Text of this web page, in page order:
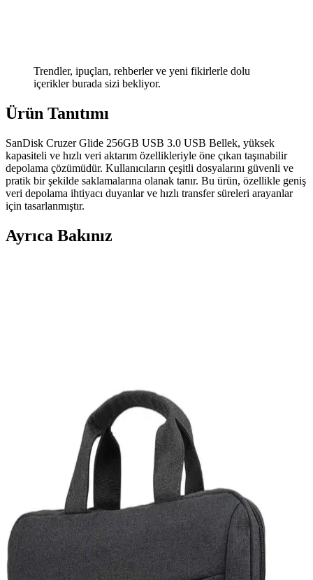
Trendler, ipuçları, rehberler ve yeni fikirlerle dolu
içerikler burada sizi bekliyor.
Ürün Tanıtımı
SanDisk Cruzer Glide 256GB USB 3.0 USB Bellek, yüksek
kapasiteli ve hızlı veri aktarım özellikleriyle öne çıkan taşınabilir
depolama çözümüdür. Kullanıcıların çeşitli dosyalarını güvenli ve
pratik bir şekilde saklamalarına olanak tanır. Bu ürün, özellikle geniş
veri depolama ihtiyacı duyanlar ve hızlı transfer süreleri arayanlar
için tasarlanmıştır.
Ayrıca Bakınız
USB Flash Sürücüleri ve Karşılaşılan Problemler
Hakkında Kapsamlı Bilgi
USB flash sürücüleri kullanırken yaşanan tanıma ve erişim
sorunlarının nedenleri ve çözümleri hakkında kapsamlı bilgi. Port
değişimi, disk yönetimi ve sürücü güncellemeleri gibi temel adımlar
Oyun Dizüstü Bilgisayarı Seçimi: Bütçe ve
Performansa Göre Modeller ve Öneriler
Oyun dizüstü bilgisayarı seçimi, bütçe ve performans beklentilerine
göre değişir. Acer, ASUS, Lenovo gibi markaların farklı
segmentlerdeki modelleri ve teknik özellikleri detaylıca inceleniyor.